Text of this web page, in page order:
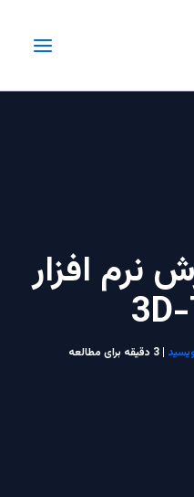
نرم افزار
|3 دقیقه برای مطالعه